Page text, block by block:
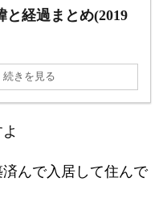
と経過まとめ(2019
続きを見る
んで入居して住んで